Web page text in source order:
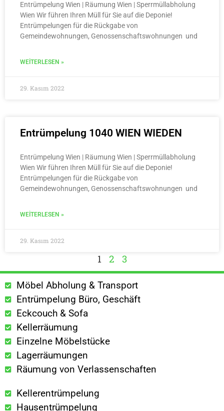
Entrümpelung Wien | Räumung Wien | Sperrmüllabholung
Wien Wir führen Ihren Müll für Sie auf die Deponie!
Entrümpelungen für die Rückgabe von
Gemeindewohnungen, Genossenschaftswohnungen und
WEITERLESEN »
29. Kasım 2022
Entrümpelung 1040 WIEN WIEDEN
Entrümpelung Wien | Räumung Wien | Sperrmüllabholung
Wien Wir führen Ihren Müll für Sie auf die Deponie!
Entrümpelungen für die Rückgabe von
Gemeindewohnungen, Genossenschaftswohnungen und
WEITERLESEN »
29. Kasım 2022
1 2 3
Möbel Abholung & Transport
Entrümpelung Büro, Geschäft
Eckcouch & Sofa
Kellerräumung
Einzelne Möbelstücke
Lagerräumungen
Räumung von Verlassenschaften
Kellerentrümpelung
Hausentrümpelung